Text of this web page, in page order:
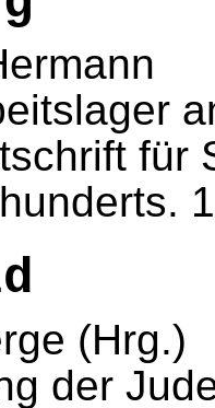
für
(Hrg.)
der